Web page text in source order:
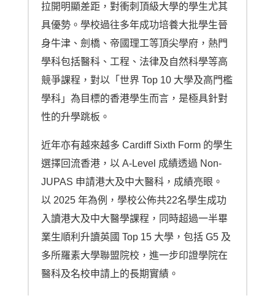
拉開明顯差距，對衝刺頂級大學的學生尤其
具優勢。學校過往多年成功培養大批學生晉
身牛津、劍橋、帝國理工等頂尖學府，熱門
學科包括醫科、工程、法律及自然科學等高
競爭課程，對以「世界 Top 10 大學及高門檻
學科」為目標的香港學生而言，是極具針對
性的升學跳板。
近年亦有越來越多 Cardiff Sixth Form 的學生
選擇回流香港，以 A-Level 成績透過 Non-
JUPAS 申請港大及中大醫科，成績亮眼。
以 2025 年為例，學校公佈共22名學生成功
入讀港大及中大醫學課程，同時超過一半畢
業生順利升讀英國 Top 15 大學，包括 G5 及
多所羅素大學聯盟院校，進一步印證學院在
醫科及名校申請上的長期實績。